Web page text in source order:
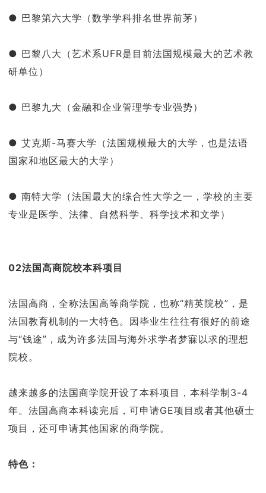
● 巴黎第六大学（数学学科排名世界前茅）
● 巴黎八大（艺术系UFR是目前法国规模最大的艺术教
研单位）
● 巴黎九大（金融和企业管理学专业强势）
● 艾克斯-马赛大学（法国规模最大的大学，也是法语
国家和地区最大的大学）
● 南特大学（法国最大的综合性大学之一，学校的主要
专业是医学、法律、自然科学、科学技术和文学）
02法国高商院校本科项目
法国高商，全称法国高等商学院，也称“精英院校”，是
法国教育机制的一大特色。因毕业生往往有很好的前途
与“钱途”，成为许多法国与海外求学者梦寐以求的理想
院校。
越来越多的法国商学院开设了本科项目，本科学制3-4
年。法国高商本科读完后，可申请GE项目或者其他硕士
项目，还可申请其他国家的商学院。
特色：